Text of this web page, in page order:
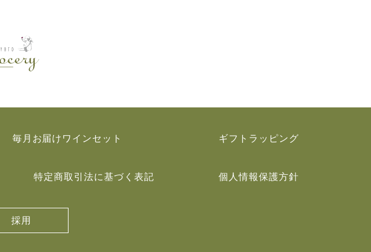
毎月お届けワインセット ギフトラッピング
特定商取引法に基づく表記 個人情報保護方針
採用